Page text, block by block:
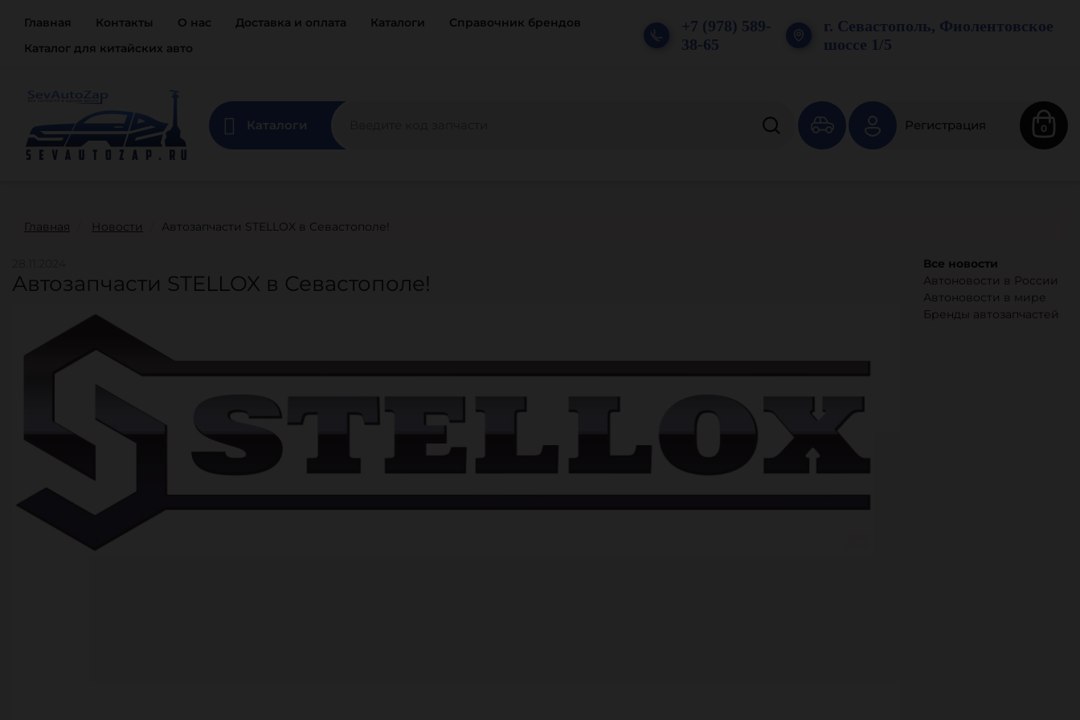
Главная Контакты О нас Доставка и оплата Каталоги
Справочник брендов
Каталог для китайских авто
+7 (978) 589-
38-65
г. Севастополь, Фиолентовское
шоссе 1/5
Каталоги Регистрация 0
Главная Новости Автозапчасти STELLOX в Севастополе!
Все новости
Автоновости в России
Автоновости в мире
Бренды автозапчастей
Автозапчасти STELLOX в Севастополе!